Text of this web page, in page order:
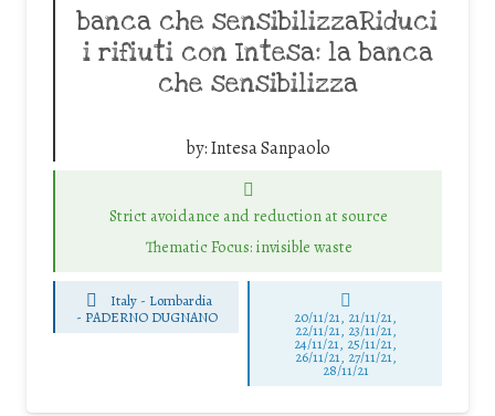
banca che sensibilizzaRiduci
i rifiuti con Intesa: la banca
che sensibilizza
by:Intesa Sanpaolo
Strict avoidance and reduction at source
Thematic Focus: invisible waste
Italy - Lombardia
- PADERNO DUGNANO 20/11/21, 21/11/21,
22/11/21, 23/11/21,
24/11/21, 25/11/21,
26/11/21, 27/11/21,
28/11/21